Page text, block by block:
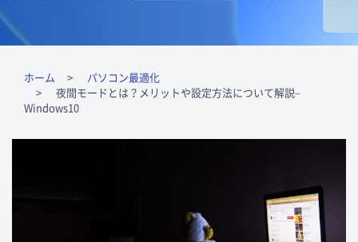
ホーム
パソコン最適化
夜間モードとは？メリットや設定方法について解説–
Windows10